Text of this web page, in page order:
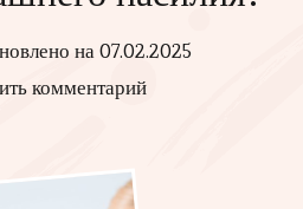
на07.02.2025
комментарийк